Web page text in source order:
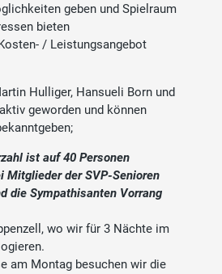
geben und Spielraum
bieten
/ Leistungsangebot
Hulliger, Hansueli Born und
geworden und können
ist auf 40 Personen
Mitglieder der SVP-Senioren
die Sympathisanten Vorrang
wo wir für 3 Nächte im
am Montag besuchen wir die